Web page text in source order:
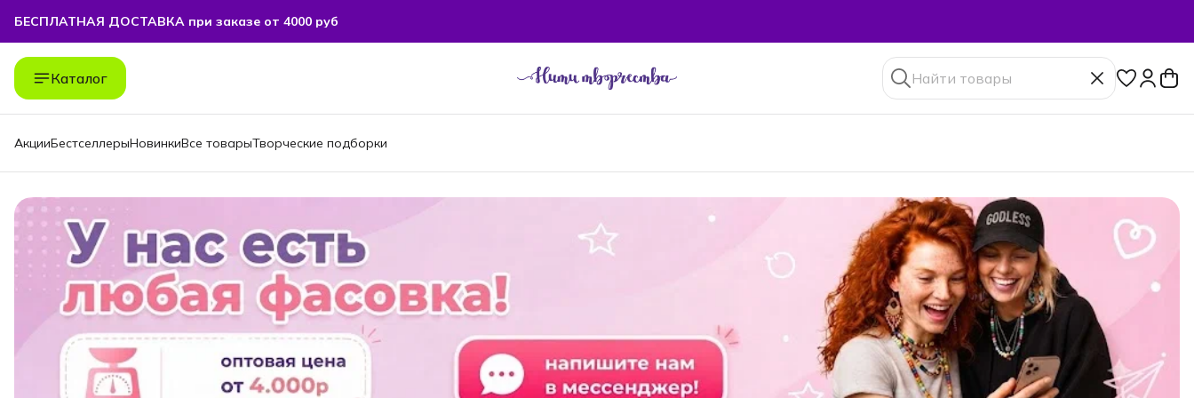
БЕСПЛАТНАЯ ДОСТАВКА при заказе от 4000 руб
БЕСПЛАТНАЯ ДОСТАВКА при заказе от 4000 руб
Каталог
АкцииБестселлерыНовинкиВсе товарыТворческие подборки